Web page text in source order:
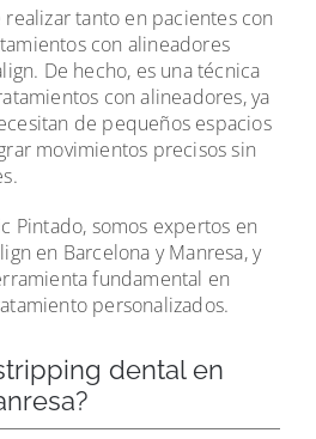
tanto en pacientes con
con alineadores
De hecho, es una técnica
con alineadores, ya
de pequeños espacios
movimientos precisos sin
Pintado, somos expertos en
en Barcelona y Manresa, y
fundamental en
personalizados.
dental en